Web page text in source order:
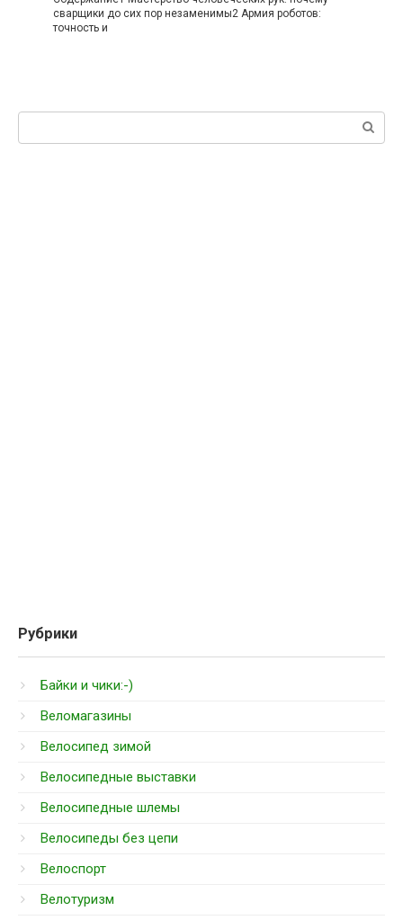
сварщики до сих пор незаменимы2 Армия роботов:
точность и
Рубрики
Байки и чики:-)
Веломагазины
Велосипед зимой
Велосипедные выставки
Велосипедные шлемы
Велосипеды без цепи
Велоспорт
Велотуризм